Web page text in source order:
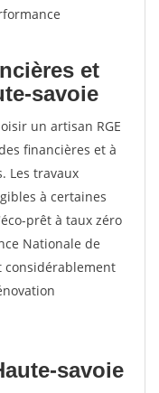
et
savoie
un artisan RGE
financières et à
Les travaux
à certaines
prêt à taux zéro
Nationale de
considérablement
savoie